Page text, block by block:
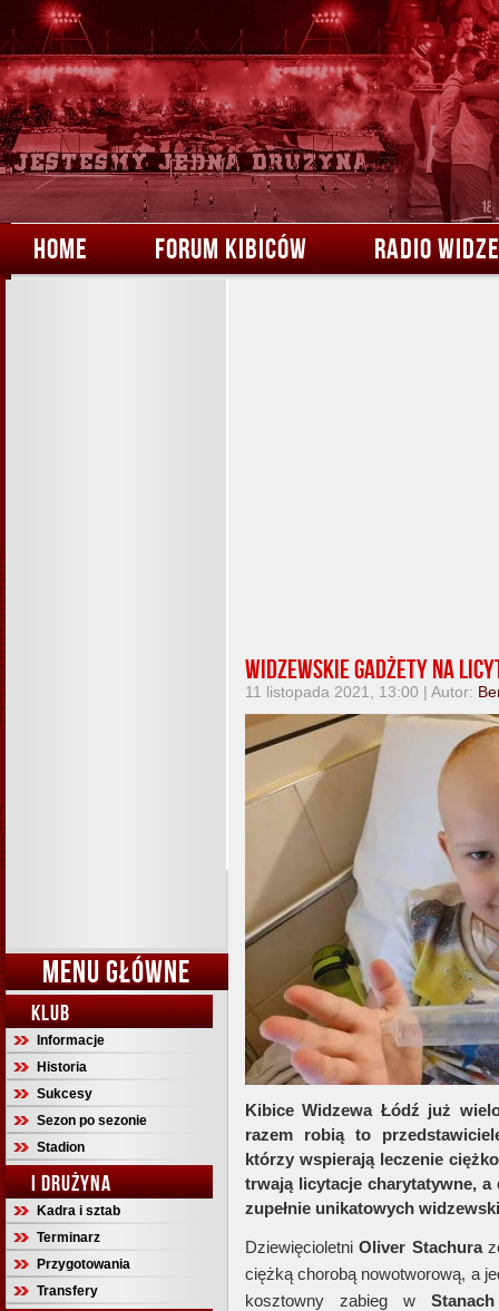
HOME FORUM KIBICÓW RADIO
MENU GŁÓWNE
KLUB
Informacje
Historia
Sukcesy
Sezon po sezonie
Stadion
I DRUŻYNA
Kadra i sztab
Terminarz
Przygotowania
Transfery
Widzewskie gadżety na
11 listopada 2021, 13:00 | Autor:
Kibice Widzewa Łódź już
razem robią to
którzy wspierają leczenie
trwają licytacje charytatywne,
zupełnie unikatowych
DziewięcioletniOliver Stachura
ciężką chorobą nowotworową, a
kosztowny zabieg w